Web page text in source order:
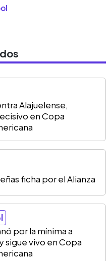
Alajuelense,
en Copa
ficha por el Alianza
por la mínima a
sigue vivo en Copa